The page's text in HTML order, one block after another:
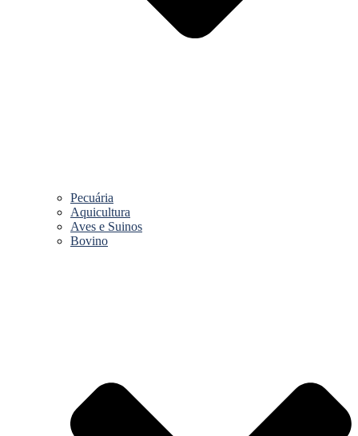
Pecuária
Aquicultura
Aves e Suinos
Bovino